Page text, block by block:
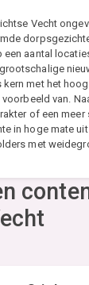
Vecht
aantal
met het
van.
of een meer
in hoge mate
met